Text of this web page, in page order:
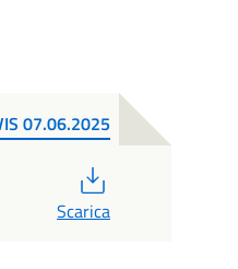
07.06.2025
Scarica